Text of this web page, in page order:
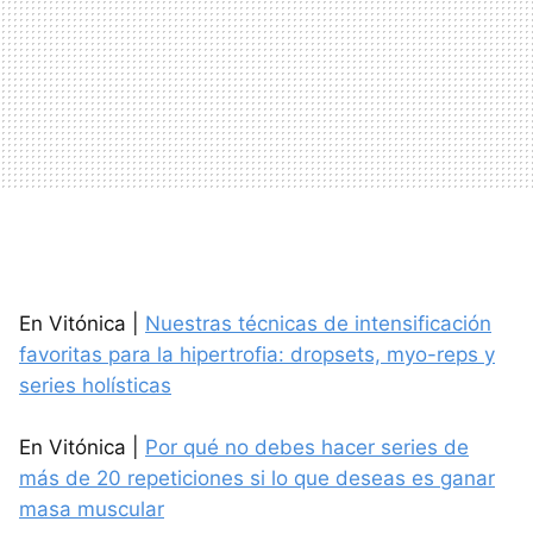
En Vitónica | Nuestras técnicas de intensificación
favoritas para la hipertrofia: dropsets, myo-reps y
series holísticas
En Vitónica | Por qué no debes hacer series de
más de 20 repeticiones si lo que deseas es ganar
masa muscular